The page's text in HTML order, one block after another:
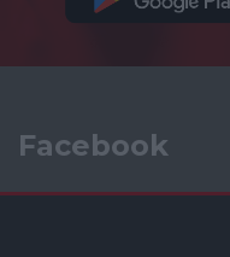
Facebook